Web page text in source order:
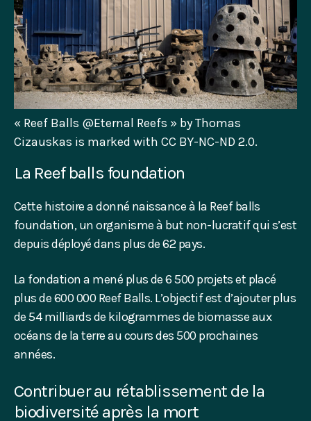
« Reef Balls @Eternal Reefs » by Thomas
Cizauskas is marked with CC BY-NC-ND 2.0.
La Reef balls foundation
Cette histoire a donné naissance à la Reef balls
foundation, un organisme à but non-lucratif qui s’est
depuis déployé dans plus de 62 pays.
La fondation a mené plus de 6 500 projets et placé
plus de 600 000 Reef Balls. L’objectif est d’ajouter plus
de 54 milliards de kilogrammes de biomasse aux
océans de la terre au cours des 500 prochaines
années.
Contribuer au rétablissement de la
biodiversité après la mort